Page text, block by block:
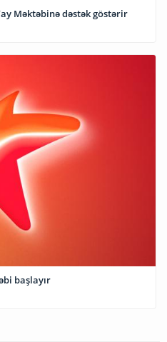
Məktəbinə dəstək göstərir
başlayır